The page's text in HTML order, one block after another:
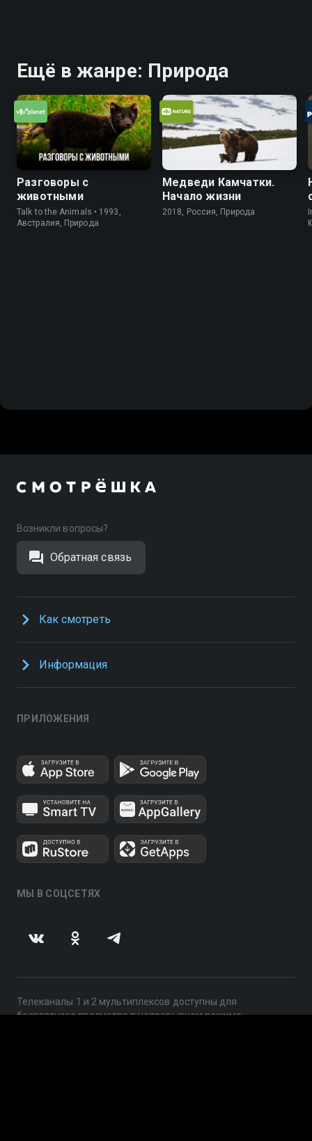
Ещё в жанре: Природа
Разговоры с
животными
Talk to the Animals • 1993,
Австралия, Природа
Медведи Камчатки.
Начало жизни
2018, Россия, Природа
Возникли вопросы?
Обратная связь
Как смотреть
Информация
ПРИЛОЖЕНИЯ
МЫ В СОЦСЕТЯХ
Телеканалы 1 и 2 мультиплексов доступны для
бесплатного просмотра в непрерывном режиме,